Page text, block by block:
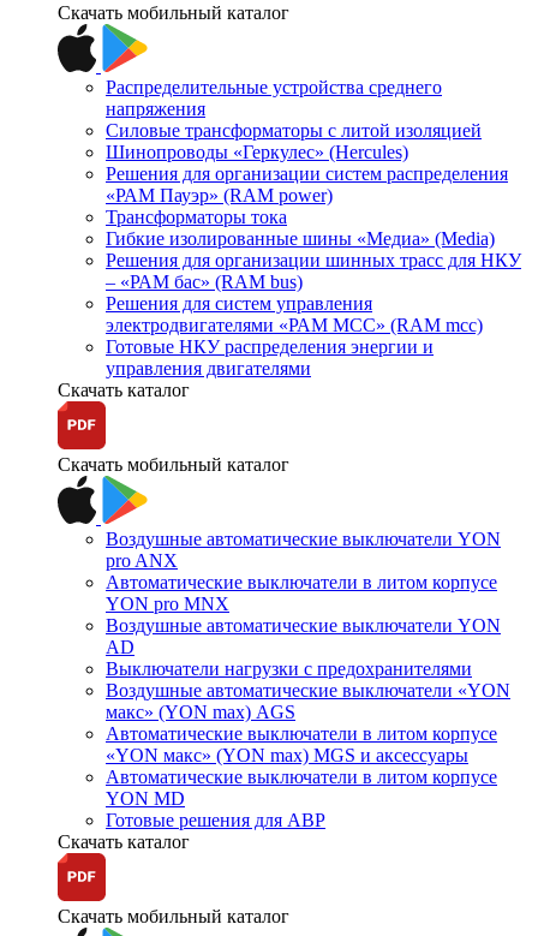
Скачать мобильный каталог
Распределительные устройства среднего
напряжения
Силовые трансформаторы с литой изоляцией
Шинопроводы «Геркулес» (Hercules)
Решения для организации систем распределения
«РАМ Пауэр» (RAM power)
Трансформаторы тока
Гибкие изолированные шины «Медиа» (Media)
Решения для организации шинных трасс для НКУ
– «РАМ бас» (RAM bus)
Решения для систем управления
электродвигателями «РАМ МСС» (RAM mcc)
Готовые НКУ распределения энергии и
управления двигателями
Скачать каталог
Скачать мобильный каталог
Воздушные автоматические выключатели YON
pro ANX
Автоматические выключатели в литом корпусе
YON pro MNX
Воздушные автоматические выключатели YON
AD
Выключатели нагрузки с предохранителями
Воздушные автоматические выключатели «YON
макс» (YON max) AGS
Автоматические выключатели в литом корпусе
«YON макс» (YON max) MGS и аксессуары
Автоматические выключатели в литом корпусе
YON MD
Готовые решения для АВР
Скачать каталог
Скачать мобильный каталог